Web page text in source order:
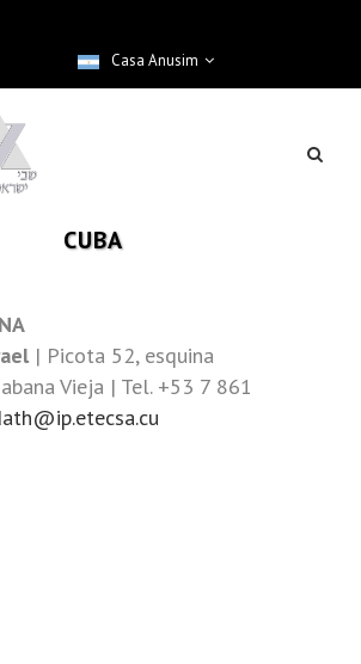
Casa Anusim
CUBA
| Picota 52, esquina
Vieja | Tel. +53 7 861